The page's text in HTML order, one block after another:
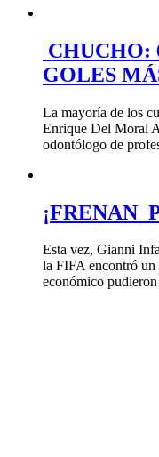
CHUCHO:
GOLES
La mayoría de los
Enrique Del Moral
odontólogo de
¡FRENAN
Esta vez, Gianni
la FIFA encontró
económico